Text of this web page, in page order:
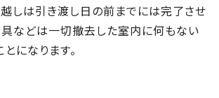
越しは引き渡し日の前までには完了させ
具などは一切撤去した室内に何もない
になります。